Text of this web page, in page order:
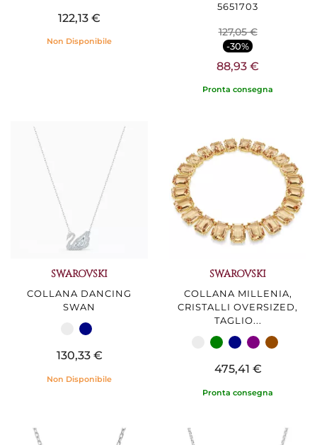
122,13 €
Non Disponibile
5651703
127,05 €
-30%
88,93 €
Pronta consegna
SWAROVSKI
COLLANA DANCING
SWAN
130,33 €
Non Disponibile
SWAROVSKI
COLLANA MILLENIA,
CRISTALLI OVERSIZED,
TAGLIO...
475,41 €
Pronta consegna